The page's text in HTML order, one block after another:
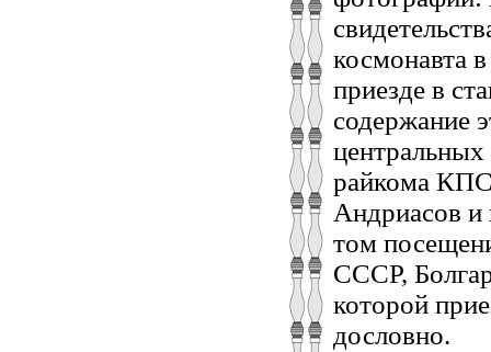
космонавта
приезде в
содержание
центральных
райкома
Андриасов и
том
СССР,
которой
дословно.